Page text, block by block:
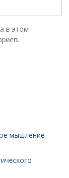
в этом
мышление